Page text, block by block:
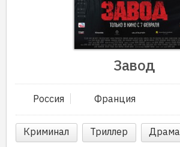
Завод
Россия Франция
Криминал Триллер Драма